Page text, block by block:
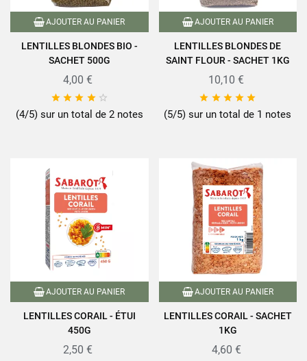
AJOUTER AU PANIER
LENTILLES BLONDES BIO -
SACHET 500G
4,00 €
    
(4/5) sur un total de 2 notes
AJOUTER AU PANIER
LENTILLES BLONDES DE
SAINT FLOUR - SACHET 1KG
10,10 €
    
(5/5) sur un total de 1 notes
AJOUTER AU PANIER
LENTILLES CORAIL - ÉTUI
450G
2,50 €
AJOUTER AU PANIER
LENTILLES CORAIL - SACHET
1KG
4,60 €